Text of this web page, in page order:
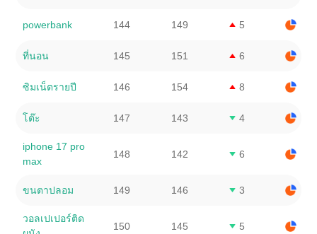
powerbank 144 149 5
ที่นอน 145 151 6
ซิมเน็ตรายปี 146 154 8
โต๊ะ 147 143 4
iphone 17 pro
max
148 142 6
ขนตาปลอม 149 146 3
วอลเปเปอร์ติด
150 145 5